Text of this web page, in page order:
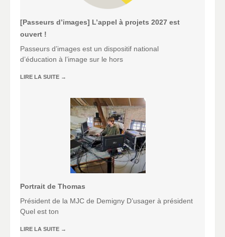
[Passeurs d’images] L’appel à projets 2027 est
ouvert !
Passeurs d’images est un dispositif national
d’éducation à l’image sur le hors
LIRE LA SUITE →
Portrait de Thomas
Président de la MJC de Demigny D’usager à président
Quel est ton
LIRE LA SUITE →